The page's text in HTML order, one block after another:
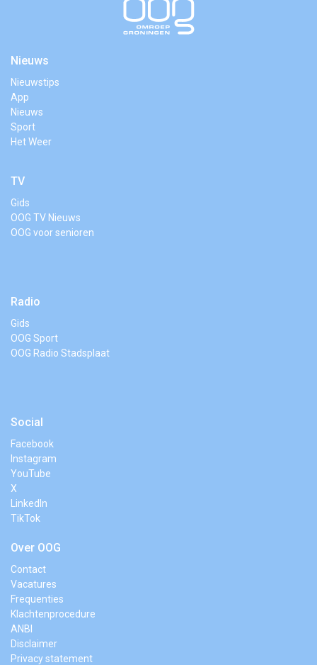
Nieuws
Nieuwstips
App
Nieuws
Sport
Het Weer
TV
Gids
OOG TV Nieuws
OOG voor senioren
Radio
Gids
OOG Sport
OOG Radio Stadsplaat
Social
Facebook
Instagram
YouTube
X
LinkedIn
TikTok
Over OOG
Contact
Vacatures
Frequenties
Klachtenprocedure
ANBI
Disclaimer
Privacy statement